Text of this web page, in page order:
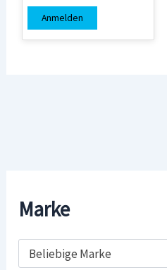
Marke
Beliebige Marke
Anmelden